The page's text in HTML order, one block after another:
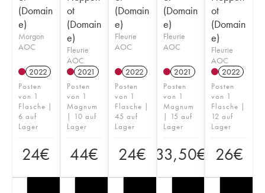
(Domain
e)
Morgon
AOC
2022
Posten
von 1
Flasche |
6 auf
Lager
24€
ot
(Domain
e)
Fleurie
AOC
2021
Posten
von 1
Magnum
| 10 auf
Lager
44€
(Domain
e)
Fleurie
AOC
2022
Posten
von 1
Flasche |
45 auf
Lager
24€
(Domain
e)
Fleurie
AOC
2021
Posten
von 1
Magnum
| 15 auf
Lager
33,50€
ot
(Domain
e)
Fleurie
AOC
2022
Posten
von 1
Flasche |
12 auf
Lager
26€